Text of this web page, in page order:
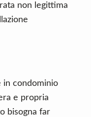
non legittima
in condominio
e propria
bisogna far